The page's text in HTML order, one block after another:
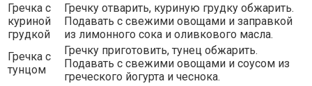
Гречка с
куриной
грудкой
Гречку отварить, куриную грудку обжарить.
Подавать с свежими овощами и заправкой
из лимонного сока и оливкового масла.
Гречка с
тунцом
Гречку приготовить, тунец обжарить.
Подавать с свежими овощами и соусом из
греческого йогурта и чеснока.